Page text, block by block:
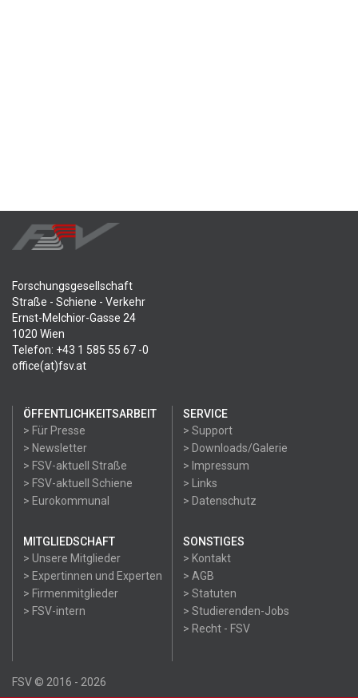
Forschungsgesellschaft
Straße - Schiene - Verkehr
Ernst-Melchior-Gasse 24
1020 Wien
Telefon: +43 1 585 55 67 -0
office(at)fsv.at
ÖFFENTLICHKEITSARBEIT
> Für Presse
> Newsletter
> FSV-aktuell Straße
> FSV-aktuell Schiene
> Eurokommunal
SERVICE
> Support
> Downloads/Galerie
> Impressum
> Links
> Datenschutz
MITGLIEDSCHAFT
> Unsere Mitglieder
> Expertinnen und Experten
> Firmenmitglieder
> FSV-intern
SONSTIGES
> Kontakt
> AGB
> Statuten
> Studierenden-Jobs
> Recht - FSV
FSV © 2016 - 2026